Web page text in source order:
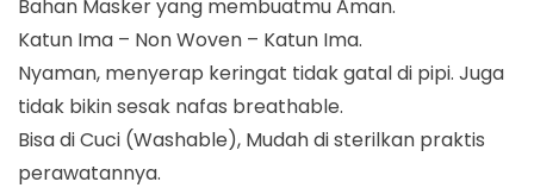
Bahan Masker yang membuatmu Aman.
Katun Ima – Non Woven – Katun Ima.
Nyaman, menyerap keringat tidak gatal di pipi. Juga
tidak bikin sesak nafas breathable.
Bisa di Cuci (Washable), Mudah di sterilkan praktis
perawatannya.